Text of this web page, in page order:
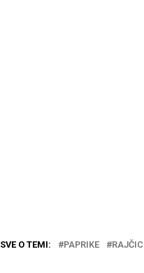
SVE O TEMI: PAPRIKE